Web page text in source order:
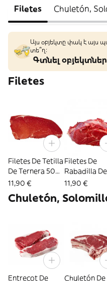
Filetes Chuletón,
Այս օբյեկտը փակ է այս
տե՞ղ։
Գտնել
Filetes
Filetes De Tetilla
De Ternera 500
Gr.
11,90 €
Filetes De
Rabadilla De
Ternera 500
11,90 €
Chuletón,
Entrecot De
Chuletón De